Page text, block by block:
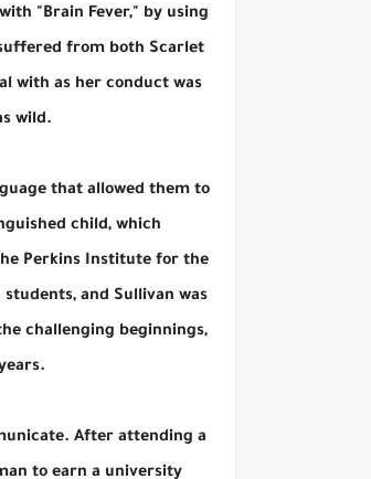
"Brain Fever," by using
from both Scarlet
with as her conduct was
wild.
that allowed them to
child, which
Perkins Institute for the
and Sullivan was
challenging beginnings,
After attending a
to earn a university